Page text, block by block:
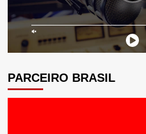
PARCEIRO BRASIL